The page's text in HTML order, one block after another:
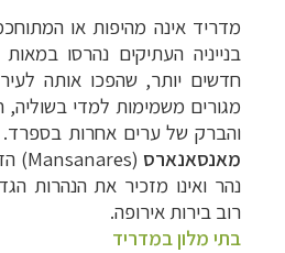
מדריד אינה מהיפות או
חדשים יותר, שהפכו אותה
מגורים משמימות למדי
והברק של ערים אחרות בספרד.
מאנסאנארס (
Mansanares
)
נהר ואינו מזכיר את הנהרות
רוב בירות אירופה.
בתי מלון במדריד